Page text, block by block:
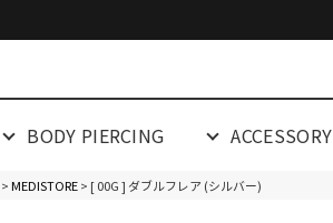
BODY PIERCING ACCESSORY
>MEDISTORE> [ 00G ] ダブルフレア (シルバー)